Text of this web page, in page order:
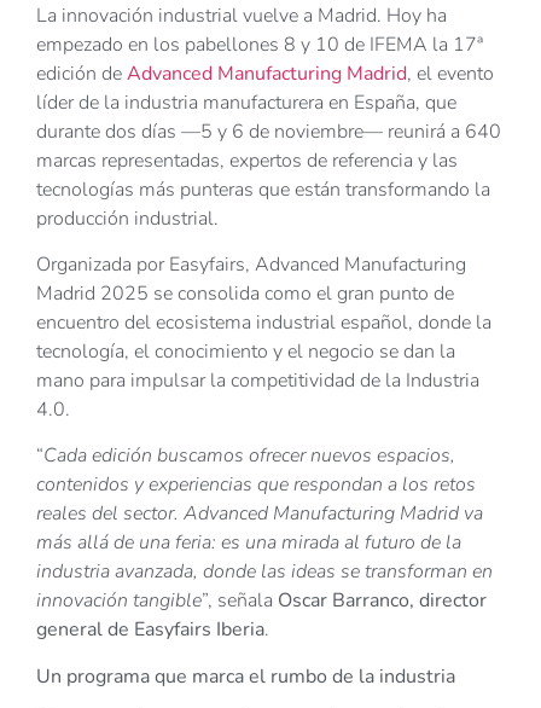
La innovación industrial vuelve a Madrid. Hoy ha
empezado en los pabellones 8 y 10 de IFEMA la 17ª
edición deAdvanced Manufacturing Madrid, el evento
líder de la industria manufacturera en España, que
durante dos días —5 y 6 de noviembre— reunirá a 640
marcas representadas, expertos de referencia y las
tecnologías más punteras que están transformando la
producción industrial.
Organizada por Easyfairs, Advanced Manufacturing
Madrid 2025 se consolida como el gran punto de
encuentro del ecosistema industrial español, donde la
tecnología, el conocimiento y el negocio se dan la
mano para impulsar la competitividad de la Industria
4.0.
“Cada edición buscamos ofrecer nuevos espacios,
contenidos y experiencias que respondan a los retos
reales del sector. Advanced Manufacturing Madrid va
más allá de una feria: es una mirada al futuro de la
industria avanzada, donde las ideas se transforman en
innovación tangible”, señala Oscar Barranco, director
general de Easyfairs Iberia.
Un programa que marca el rumbo de la industria